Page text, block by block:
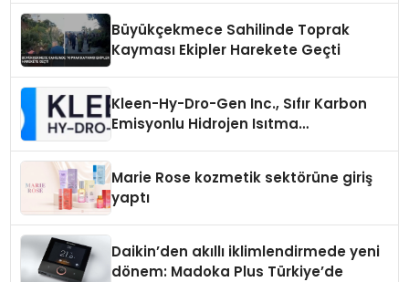
Büyükçekmece Sahilinde Toprak
Kayması Ekipler Harekete Geçti
Kleen-Hy-Dro-Gen Inc., Sıfır Karbon
Emisyonlu Hidrojen Isıtma
Marie Rose kozmetik sektörüne giriş
yaptı
Daikin’den akıllı iklimlendirmede yeni
dönem: Madoka Plus Türkiye’de